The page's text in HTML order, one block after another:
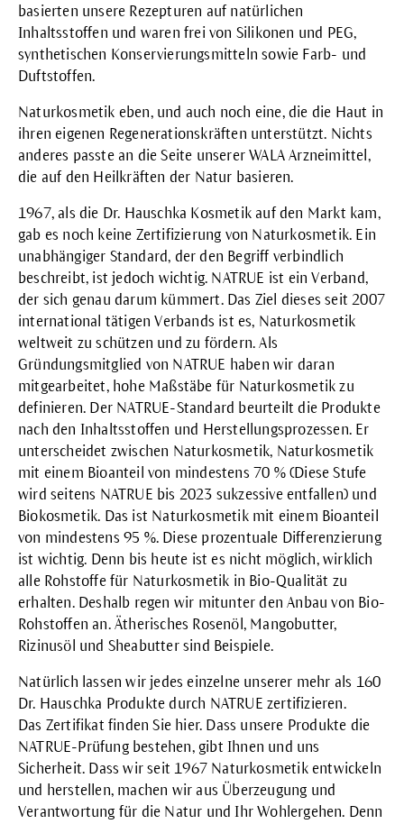
basierten unsere Rezepturen auf natürlichen
Inhaltsstoffen und waren frei von Silikonen und PEG,
synthetischen Konservierungsmitteln sowie Farb- und
Duftstoffen.
Naturkosmetik eben, und auch noch eine, die die Haut in
ihren eigenen Regenerationskräften unterstützt. Nichts
anderes passte an die Seite unsererWALA Arzneimittel ,
die auf den Heilkräften der Natur basieren.
1967, als die Dr. Hauschka Kosmetik auf den Markt kam,
gab es noch keine Zertifizierung von Naturkosmetik. Ein
unabhängiger Standard, der den Begriff verbindlich
beschreibt, ist jedoch wichtig. NATRUE ist ein Verband,
der sich genau darum kümmert. Das Ziel dieses seit 2007
international tätigen Verbands ist es, Naturkosmetik
weltweit zu schützen und zu fördern. Als
Gründungsmitglied von NATRUE haben wir daran
mitgearbeitet, hohe Maßstäbe für Naturkosmetik zu
definieren. Der NATRUE-Standard beurteilt die Produkte
nach den Inhaltsstoffen und Herstellungsprozessen. Er
unterscheidet zwischen Naturkosmetik, Naturkosmetik
mit einem Bioanteil von mindestens 70 % (Diese Stufe
wird seitens NATRUE bis 2023 sukzessive entfallen) und
Biokosmetik. Das ist Naturkosmetik mit einem Bioanteil
von mindestens 95 %. Diese prozentuale Differenzierung
ist wichtig. Denn bis heute ist es nicht möglich, wirklich
alle Rohstoffe für Naturkosmetik in Bio-Qualität zu
erhalten. Deshalb regen wir mitunter denAnbau von Bio-
Rohstoffen an. Ätherisches Rosenöl, Mangobutter,
Rizinusöl und Sheabutter sind Beispiele.
Natürlich lassen wir jedes einzelne unserer mehr als 160
Dr. Hauschka Produkte durch NATRUE zertifizieren.
Das Zertifikat finden Sie hier. Dass unsere Produkte die
NATRUE-Prüfung bestehen, gibt Ihnen und uns
Sicherheit. Dass wir seit 1967 Naturkosmetik entwickeln
und herstellen, machen wir aus Überzeugung und
Verantwortung für die Natur und Ihr Wohlergehen. Denn